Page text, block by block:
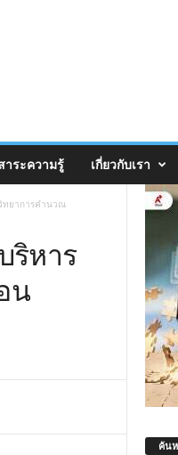
าระความรู้ เกี่ยวกับเรา
ทยาการคำนวณ
ริหาร
น
ค้น